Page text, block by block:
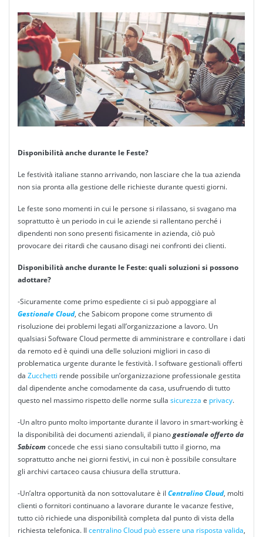
Disponibilità anche durante le Feste?
Le festività italiane stanno arrivando, non lasciare che la tua azienda
non sia pronta alla gestione delle richieste durante questi giorni.
Le feste sono momenti in cui le persone si rilassano, si svagano ma
soprattutto è un periodo in cui le aziende si rallentano perché i
dipendenti non sono presenti fisicamente in azienda, ciò può
provocare dei ritardi che causano disagi nei confronti dei clienti.
Disponibilità anche durante le Feste: quali soluzioni si possono
adottare?
-Sicuramente come primo espediente ci si può appoggiare al
Gestionale Cloud, che Sabicom propone come strumento di
risoluzione dei problemi legati all’organizzazione a lavoro. Un
qualsiasi Software Cloud permette di amministrare e controllare i dati
da remoto ed è quindi una delle soluzioni migliori in caso di
problematica urgente durante le festività. I software gestionali offerti
da Zucchetti rende possibile un’organizzazione professionale gestita
dal dipendente anche comodamente da casa, usufruendo di tutto
questo nel massimo rispetto delle norme sulla sicurezza e privacy.
-Un altro punto molto importante durante il lavoro in smart-working è
la disponibilità dei documenti aziendali, il pianogestionale offerto da
Sabicomconcede che essi siano consultabili tutto il giorno, ma
soprattutto anche nei giorni festivi, in cui non è possibile consultare
gli archivi cartaceo causa chiusura della struttura.
-Un’altra opportunità da non sottovalutare è il Centralino Cloud, molti
clienti o fornitori continuano a lavorare durante le vacanze festive,
tutto ciò richiede una disponibilità completa dal punto di vista della
richiesta telefonica. Il centralino Cloud può essere una risposta valida,